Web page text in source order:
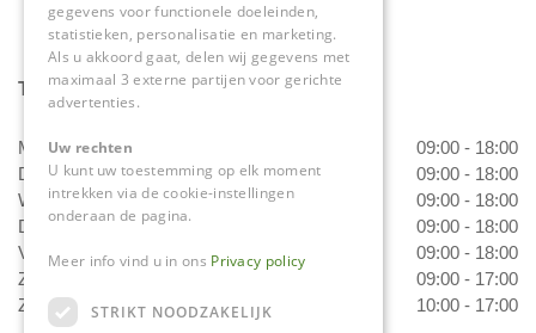
Tuincentrum Daniëls
Maandag
09:00 - 18:00
Dinsdag
09:00 - 18:00
Woensdag
09:00 - 18:00
Donderdag
09:00 - 18:00
Vrijdag
09:00 - 18:00
Zaterdag
09:00 - 17:00
Zondag
10:00 - 17:00
gegevens voor functionele doeleinden,
statistieken, personalisatie en marketing.
Als u akkoord gaat, delen wij gegevens met
maximaal 3 externe partijen voor gerichte
advertenties.
Uw rechten
U kunt uw toestemming op elk moment
intrekken via de cookie-instellingen
onderaan de pagina.
Meer info vind u in ons Privacy policy
STRIKT NOODZAKELIJK